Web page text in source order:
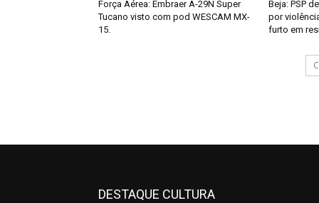
Força Aérea: Embraer A-29N Super
Tucano visto com pod WESCAM MX-
15.
Beja: PSP
por
furto em
DESTAQUE CULTURA